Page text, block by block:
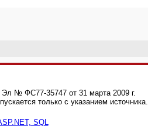
№ ФС77-35747 от 31 марта 2009 г.
только с указанием источника.
SQL